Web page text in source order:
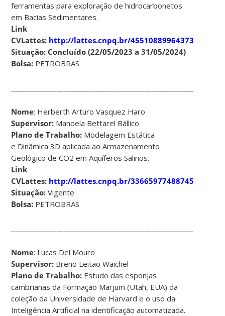
ferramentas para exploração de hidrocarbonetos
em Bacias Sedimentares.
Link
CVLattes: http://lattes.cnpq.br/4551088996437373
Situação: Concluído (22/05/2023 a 31/05/2024)
Bolsa: PETROBRAS
Nome: Herberth Arturo Vasquez Haro
Supervisor: Manoela Bettarel Bállico
Plano de Trabalho: Modelagem Estática
e Dinâmica 3D aplicada ao Armazenamento
Geológico de CO2 em Aquíferos Salinos.
Link
CVLattes: http://lattes.cnpq.br/3366597748874566
Situação:Vigente
Bolsa: PETROBRAS
Nome: Lucas Del Mouro
Supervisor: Breno Leitão Waichel
Plano de Trabalho: Estudo das esponjas
cambrianas da Formação Marjum (Utah, EUA) da
coleção da Universidade de Harvard e o uso da
Inteligência Artificial na identificação automatizada.